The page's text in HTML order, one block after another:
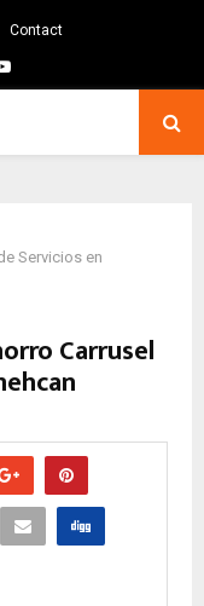
Contact
Youtube
Servicios en
Carrusel